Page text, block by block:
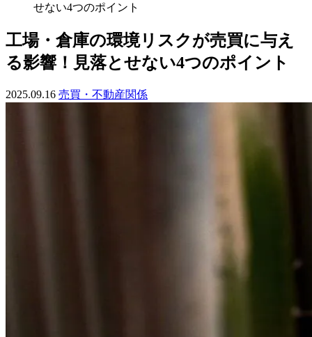
せない4つのポイント
工場・倉庫の環境リスクが売買に与え
る影響！見落とせない4つのポイント
2025.09.16 売買・不動産関係